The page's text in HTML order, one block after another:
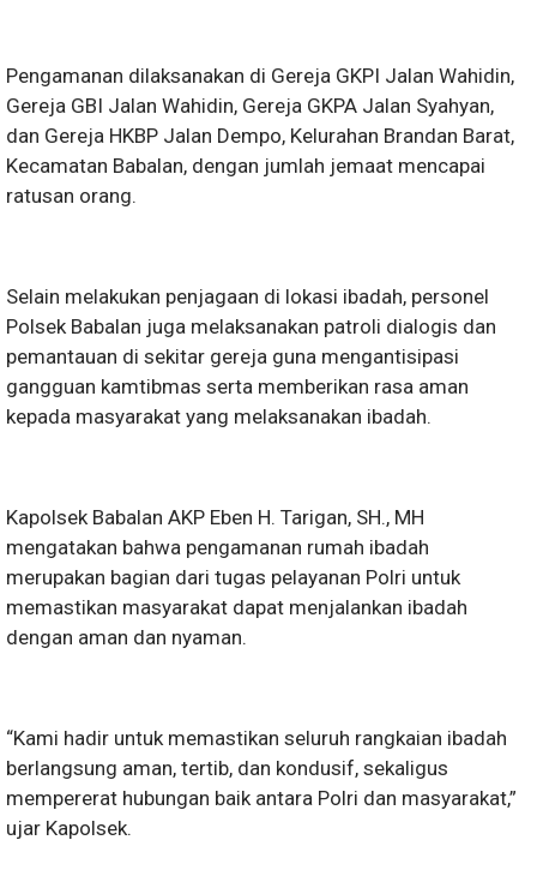
Pengamanan dilaksanakan di Gereja GKPI Jalan Wahidin,
Gereja GBI Jalan Wahidin, Gereja GKPA Jalan Syahyan,
dan Gereja HKBP Jalan Dempo, Kelurahan Brandan Barat,
Kecamatan Babalan, dengan jumlah jemaat mencapai
ratusan orang.
Selain melakukan penjagaan di lokasi ibadah, personel
Polsek Babalan juga melaksanakan patroli dialogis dan
pemantauan di sekitar gereja guna mengantisipasi
gangguan kamtibmas serta memberikan rasa aman
kepada masyarakat yang melaksanakan ibadah.
Kapolsek Babalan AKP Eben H. Tarigan, SH., MH
mengatakan bahwa pengamanan rumah ibadah
merupakan bagian dari tugas pelayanan Polri untuk
memastikan masyarakat dapat menjalankan ibadah
dengan aman dan nyaman.
“Kami hadir untuk memastikan seluruh rangkaian ibadah
berlangsung aman, tertib, dan kondusif, sekaligus
mempererat hubungan baik antara Polri dan masyarakat,”
ujar Kapolsek.